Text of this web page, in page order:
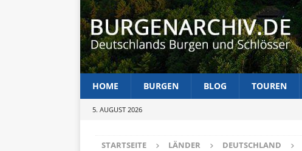
HOME BURGEN BLOG TOUREN
5. AUGUST 2026
STARTSEITE LÄNDER DEUTSCHLAND